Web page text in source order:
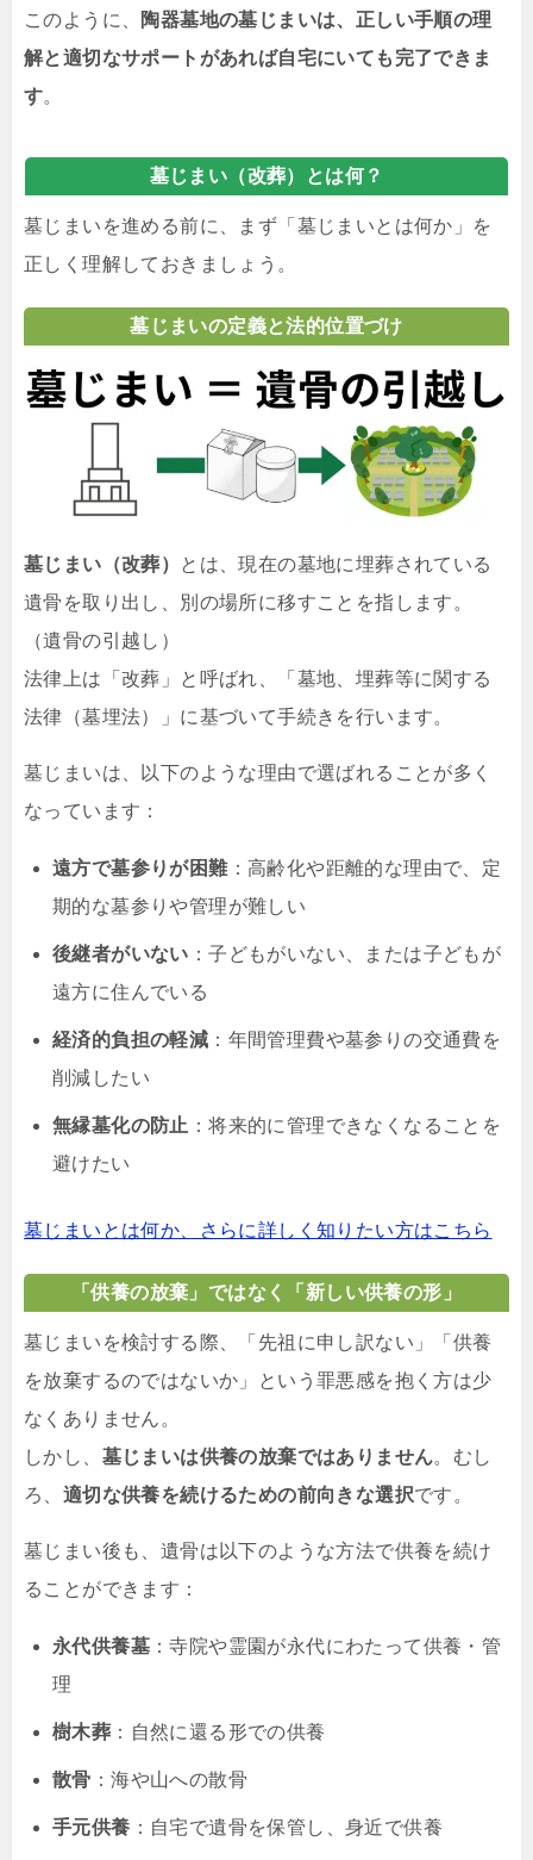
このように、 陶器墓地の墓じまいは、正しい手順の理
解と適切なサポートがあれば自宅にいても完了できま
す。
墓じまい（改葬）とは何？
墓じまいを進める前に、まず「墓じまいとは何か」を
正しく理解しておきましょう。
墓じまいの定義と法的位置づけ
墓じまい（改葬）
とは、現在の墓地に埋葬されている
遺骨を取り出し、別の場所に移すことを指します。
（遺骨の引越し）
法律上は「改葬」と呼ばれ、「墓地、埋葬等に関する
法律（墓埋法）」に基づいて手続きを行います。
墓じまいは、以下のような理由で選ばれることが多く
なっています：
遠方で墓参りが困難：高齢化や距離的な理由で、定
期的な墓参りや管理が難しい
後継者がいない ：子どもがいない、または子どもが
遠方に住んでいる
経済的負担の軽減 ：年間管理費や墓参りの交通費を
削減したい
無縁墓化の防止 ：将来的に管理できなくなることを
避けたい
墓じまいとは何か、さらに詳しく知りたい方はこちら
「供養の放棄」ではなく「新しい供養の形」
墓じまいを検討する際、「先祖に申し訳ない」「供養
を放棄するのではないか」という罪悪感を抱く方は少
なくありません。
しかし、 墓じまいは供養の放棄ではありません。むし
ろ、 適切な供養を続けるための前向きな選択です。
墓じまい後も、遺骨は以下のような方法で供養を続け
ることができます：
永代供養墓 ：寺院や霊園が永代にわたって供養・管
理
樹木葬 ：自然に還る形での供養
散骨 ：海や山への散骨
手元供養 ：自宅で遺骨を保管し、身近で供養